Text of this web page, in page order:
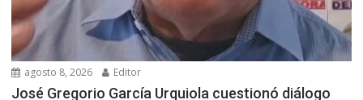
agosto 8, 2026 Editor
José Gregorio García Urquiola cuestionó diálogo